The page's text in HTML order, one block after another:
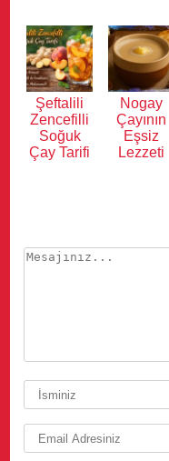
Şeftalili
Zencefilli
Soğuk
Çay Tarifi
Nogay
Çayının
Eşsiz
Lezzeti